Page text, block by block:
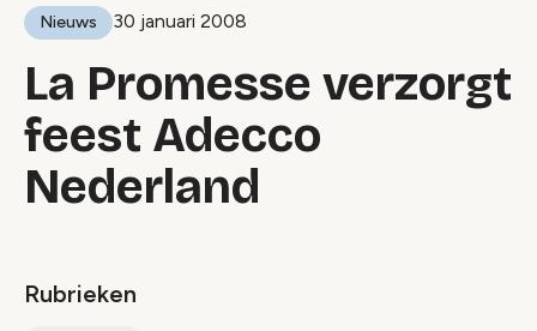
Nieuws 30 januari 2008
La Promesse verzorgt
feest Adecco
Nederland
Rubrieken